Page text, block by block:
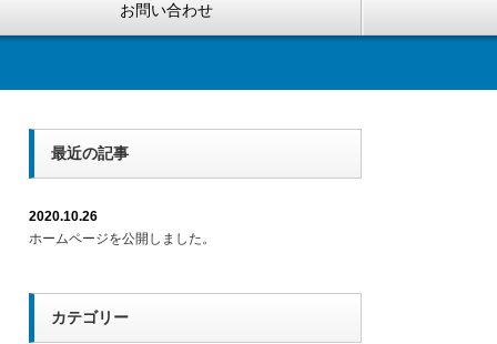
お問い合わせ
最近の記事
2020.10.26
ホームページを公開しました。
カテゴリー